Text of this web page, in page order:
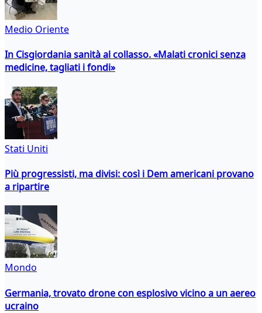
Medio Oriente
In Cisgiordania sanità al collasso. «Malati cronici senza
medicine, tagliati i fondi»
Stati Uniti
Più progressisti, ma divisi: così i Dem americani provano
a ripartire
Mondo
Germania, trovato drone con esplosivo vicino a un aereo
ucraino